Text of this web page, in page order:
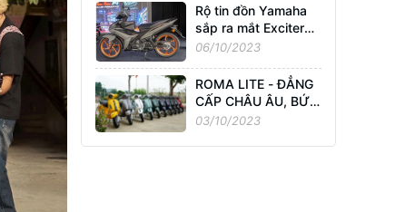
Rộ tin đồn Yamaha
sắp ra mắt Exciter
mới tại Việt Nam, sẽ
‘bình dân’?
06/10/2023
ROMA LITE - ĐẲNG
CẤP CHÂU ÂU, BỨC
PHÁ SÀNH ĐIỆU
03/10/2023